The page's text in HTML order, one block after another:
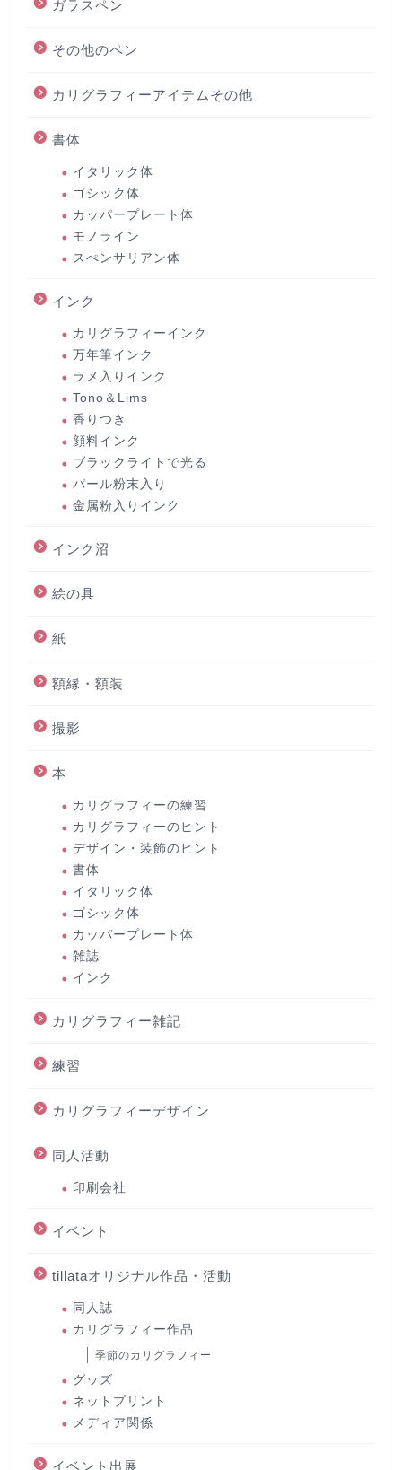
ガラスペン
その他のペン
カリグラフィーアイテムその他
書体
イタリック体
ゴシック体
カッパープレート体
モノライン
スぺンサリアン体
インク
カリグラフィーインク
万年筆インク
ラメ入りインク
Tono＆Lims
香りつき
顔料インク
ブラックライトで光る
パール粉末入り
金属粉入りインク
インク沼
絵の具
紙
額縁・額装
撮影
本
カリグラフィーの練習
カリグラフィーのヒント
デザイン・装飾のヒント
書体
イタリック体
ゴシック体
カッパープレート体
雑誌
インク
カリグラフィー雑記
練習
カリグラフィーデザイン
同人活動
印刷会社
イベント
tillataオリジナル作品・活動
同人誌
カリグラフィー作品
季節のカリグラフィー
グッズ
ネットプリント
メディア関係
イベント出展